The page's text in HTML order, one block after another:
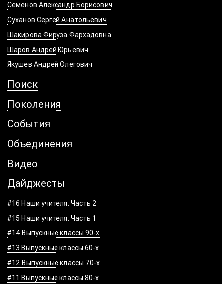
Семёнов Александр Борисович
Суханов Сергей Анатольевич
Шакирова Фируза Фархадовна
Шаров Андрей Юрьевич
Якушев Андрей Олегович
Поиск
Поколения
События
Объединения
Видео
Дайджесты
#16 Наши учителя. Часть 2
#15 Наши учителя. Часть 1
#14 Выпускные классы 90-х
#13 Выпускные классы 60-х
#12 Выпускные классы 70-х
#11 Выпускные классы 80-х